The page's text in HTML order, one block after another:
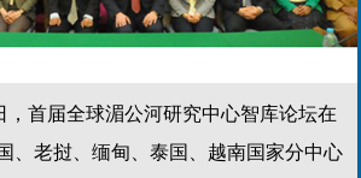
，首届全球湄公河研究中心智库论坛在
、老挝、缅甸、泰国、越南国家分中心